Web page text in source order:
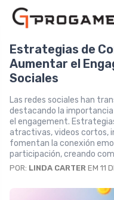
Estrategias de
Aumentar el
Sociales
Las redes sociales han
destacando la
el engagement.
atractivas, videos cortos,
fomentan la conexión
participación, creando
POR: LINDA CARTER EM 11